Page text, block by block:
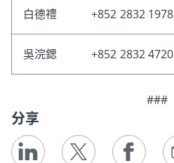
白德禮 +852 2832 1978
吳浣鍶 +852 2832 4720
###
分享